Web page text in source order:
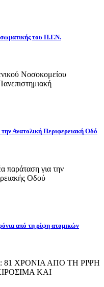
του Π.Γ.Ν.
Νοσοκομείου
Ανατολική Περιφερειακή Οδό
παράταση για την
Οδού
από τη ρίψη ατομικών
81 ΧΡΟΝΙΑ ΑΠΟ ΤΗ ΡΙΨΗ
ΚΑΙ